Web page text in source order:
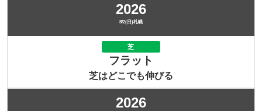
2026
8/2(日)札幌
芝
フラット
芝はどこでも伸びる
2026